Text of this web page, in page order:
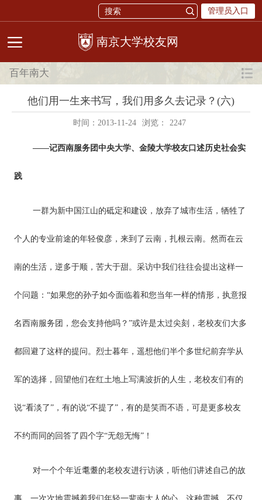
管理员入口
校友网
百年南大
他们用一生来书写，我们用多久去记录？(六)
时间：2013-11-24 浏览： 2247
——记西南服务团中央大学、金陵大学校友口述历史社会实
践
一群为新中国江山的砥定和建设，放弃了城市生活，牺牲了
个人的专业前途的年轻俊彦，来到了云南，扎根云南。然而在云
南的生活，逆多于顺，苦大于甜。采访中我们往往会提出这样一
个问题：“如果您的孙子如今面临着和您当年一样的情形，执意报
名西南服务团，您会支持他吗？”或许是太过尖刻，老校友们大多
都回避了这样的提问。烈士暮年，遥想他们半个多世纪前弃学从
军的选择，回望他们在红土地上写满波折的人生，老校友们有的
说“看淡了”，有的说“不提了”，有的是笑而不语，可是更多校友
不约而同的回答了四个字“无怨无悔”！
对一个个年近耄耋的老校友进行访谈，听他们讲述自己的故